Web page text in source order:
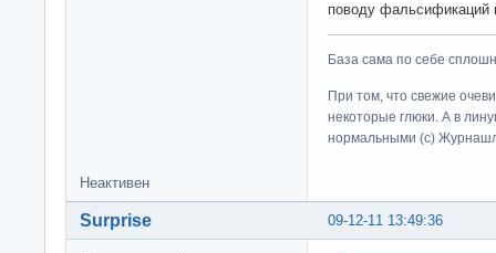
поводу фальсификаций
База сама по себе
При том, что свежие
некоторые глюки. А в
нормальными (c)
Неактивен
09-12-11 13:49:36
Surprise